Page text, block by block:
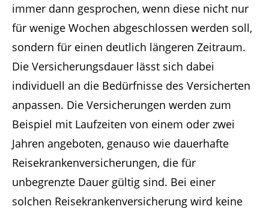
immer dann gesprochen, wenn diese nicht nur
für wenige Wochen abgeschlossen werden soll,
sondern für einen deutlich längeren Zeitraum.
Die Versicherungsdauer lässt sich dabei
individuell an die Bedürfnisse des Versicherten
anpassen. Die Versicherungen werden zum
Beispiel mit Laufzeiten von einem oder zwei
Jahren angeboten, genauso wie dauerhafte
Reisekrankenversicherungen, die für
unbegrenzte Dauer gültig sind. Bei einer
solchen Reisekrankenversicherung wird keine